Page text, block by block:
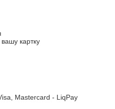
картку
Mastercard - LiqPay